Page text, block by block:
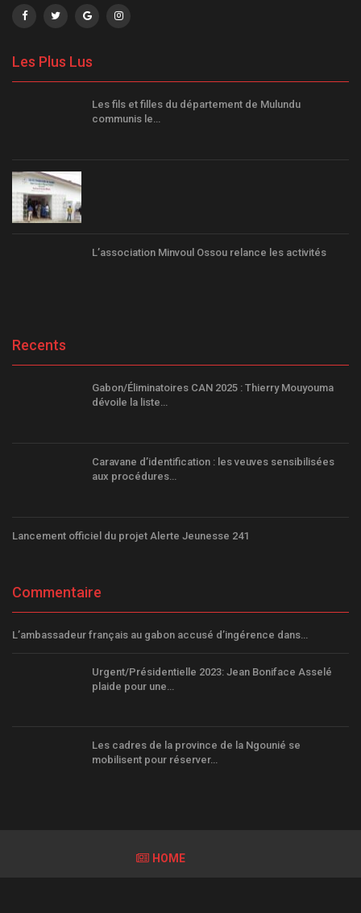
Les Plus Lus
Les fils et filles du département de Mulundu
communis le…
L’association Minvoul Ossou relance les activités
Recents
Gabon/Éliminatoires CAN 2025 : Thierry Mouyouma
dévoile la liste…
Caravane d’identification : les veuves sensibilisées
aux procédures…
Lancement officiel du projet Alerte Jeunesse 241
Commentaire
L’ambassadeur français au gabon accusé d’ingérence dans…
Urgent/Présidentielle 2023: Jean Boniface Asselé
plaide pour une…
Les cadres de la province de la Ngounié se
mobilisent pour réserver…
HOME